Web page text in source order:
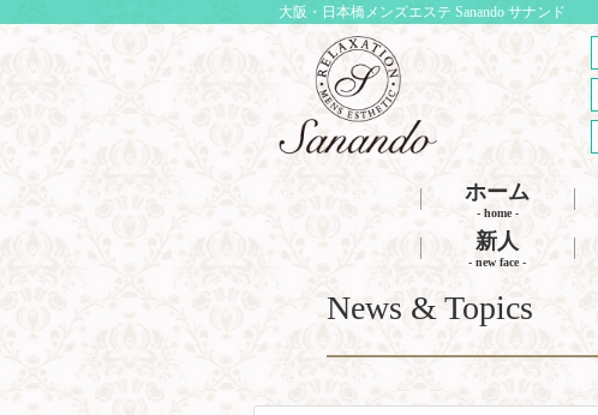
大阪・日本橋メンズエステ Sanando サナンド
ホーム
- home -
新人
- new face -
News & Topics